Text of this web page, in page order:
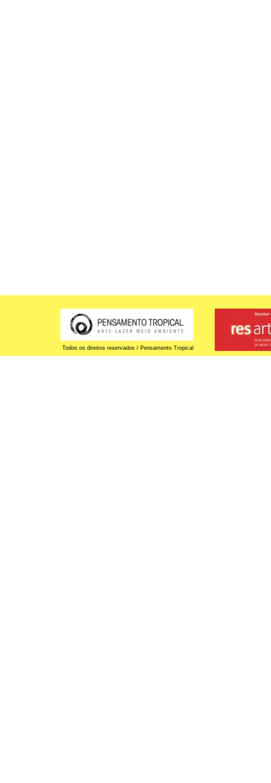
Todos os direitos reservados / Pensamento Tropical